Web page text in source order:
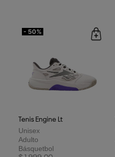
- 50%
Tenis Engine Lt
Unisex
Adulto
Básquetbol